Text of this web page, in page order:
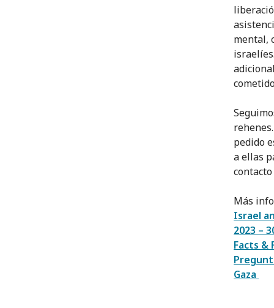
mental,
pedido
a ellas
Más
Israel
2023 –
Facts &
Gaza